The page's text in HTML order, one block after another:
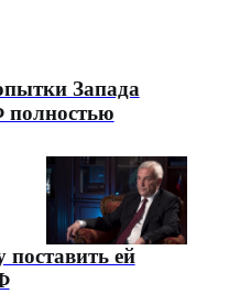
Запада
полностью
ей